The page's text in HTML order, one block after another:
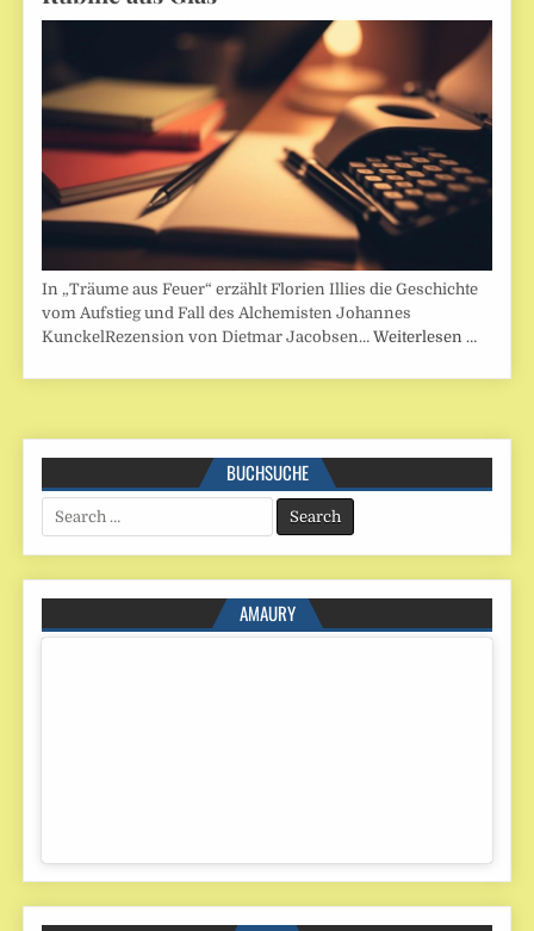
In „Träume aus Feuer“ erzählt Florien Illies die Geschichte
vom Aufstieg und Fall des Alchemisten Johannes
KunckelRezension von Dietmar Jacobsen…Weiterlesen …
BUCHSUCHE
Search
for:
AMAURY